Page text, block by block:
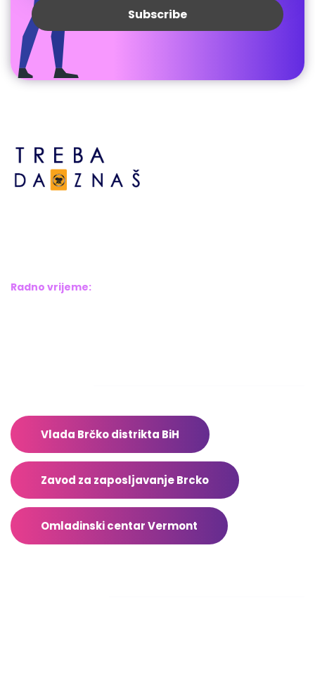
Radno vrijeme:
Vlada Brčko distrikta BiH
Zavod za zaposljavanje Brcko
Omladinski centar Vermont